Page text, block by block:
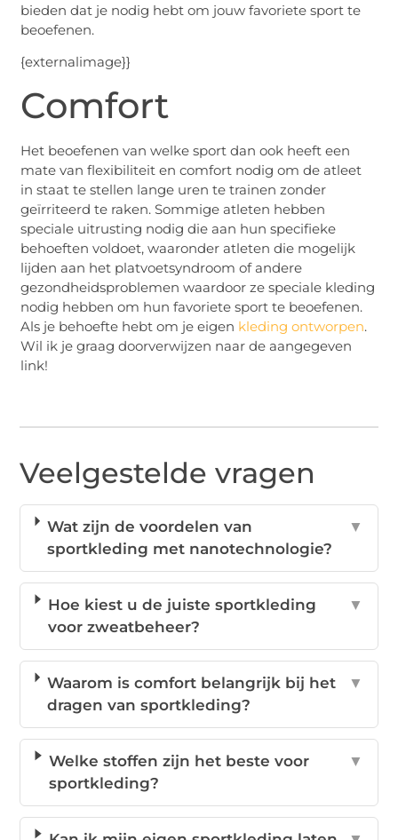
bieden dat je nodig hebt om jouw favoriete sport te
beoefenen.
{externalimage}}
Comfort
Het beoefenen van welke sport dan ook heeft een
mate van flexibiliteit en comfort nodig om de atleet
in staat te stellen lange uren te trainen zonder
geïrriteerd te raken. Sommige atleten hebben
speciale uitrusting nodig die aan hun specifieke
behoeften voldoet, waaronder atleten die mogelijk
lijden aan het platvoetsyndroom of andere
gezondheidsproblemen waardoor ze speciale kleding
nodig hebben om hun favoriete sport te beoefenen.
Als je behoefte hebt om je eigen kleding ontworpen.
Wil ik je graag doorverwijzen naar de aangegeven
link!
Veelgestelde vragen
Wat zijn de voordelen van
sportkleding met nanotechnologie?
▼
Hoe kiest u de juiste sportkleding
voor zweatbeheer?
▼
Waarom is comfort belangrijk bij het
dragen van sportkleding?
▼
Welke stoffen zijn het beste voor
sportkleding?
▼